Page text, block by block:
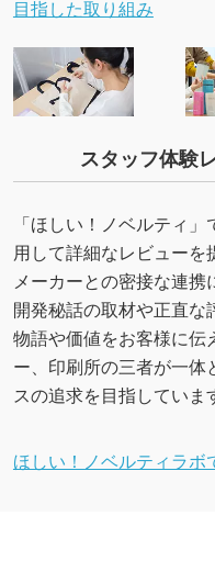
目指した取り組み
スタッフ体験
「ほしい！ノベルティ
用して詳細なレビューを
メーカーとの密接な連携
開発秘話の取材や正直な
物語や価値をお客様に伝
ー、印刷所の三者が一
スの追求を目指していま
ほしい！ノベルティラボ